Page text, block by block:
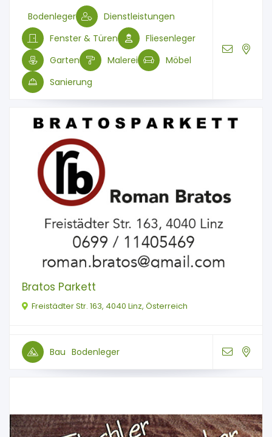
Bodenleger
Dienstleistungen
Fenster & Türen
Fliesenleger
Garten
Malerei
Möbel
Sanierung
Bratos Parkett
Freistädter Str. 163, 4040 Linz, Österreich
Bau Bodenleger